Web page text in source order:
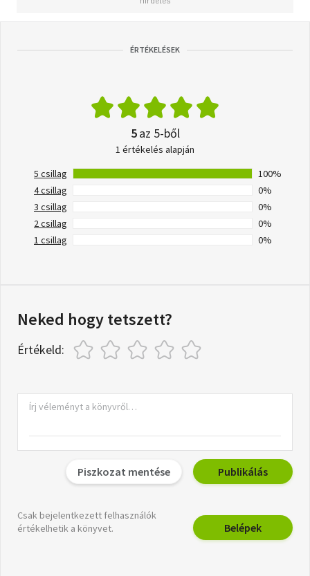
ÉRTÉKELÉSEK
5az 5-ből
1 értékelés alapján
5 csillag
100%
4 csillag
0%
3 csillag
0%
2 csillag
0%
1 csillag
0%
Neked hogy tetszett?
Értékeld:
Piszkozat mentése Publikálás
Csak bejelentkezett felhasználók
értékelhetik a könyvet.
Belépek